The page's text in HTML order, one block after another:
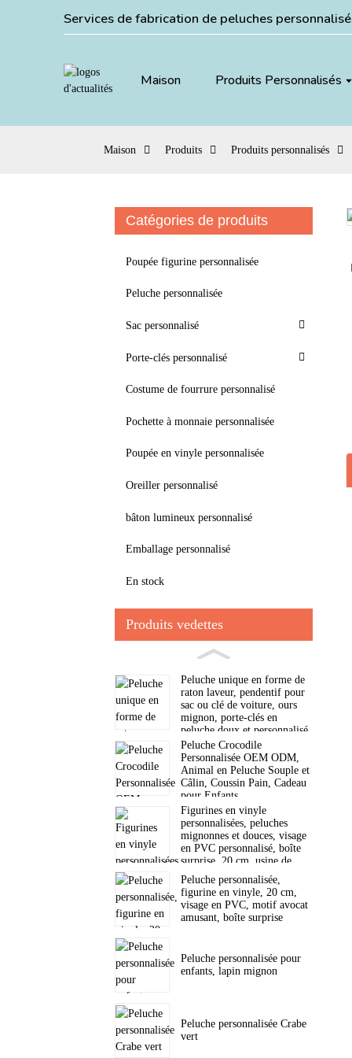
Services de fabrication de peluches
Maison Produits Personnalisés
Maison Produits Produits personnalisés
Catégories de produits
Poupée figurine personnalisée
Peluche personnalisée
Sac personnalisé
Porte-clés personnalisé
Costume de fourrure personnalisé
Pochette à monnaie personnalisée
Poupée en vinyle personnalisée
Oreiller personnalisé
bâton lumineux personnalisé
Emballage personnalisé
En stock
Produits vedettes
Peluche unique en forme de
raton laveur, pendentif pour
sac ou clé de voiture, ours
mignon, porte-clés en
peluche doux et personnalisé.
Peluche Crocodile
Personnalisée OEM ODM,
Animal en Peluche Souple et
Câlin, Coussin Pain, Cadeau
pour Enfants
Figurines en vinyle
personnalisées, peluches
mignonnes et douces, visage
en PVC personnalisé, boîte
surprise, 20 cm, usine de
jouets
Peluche personnalisée,
figurine en vinyle, 20 cm,
visage en PVC, motif avocat
amusant, boîte surprise
Peluche personnalisée pour
enfants, lapin mignon
Peluche personnalisée Crabe
vert
Loading...
Loading...